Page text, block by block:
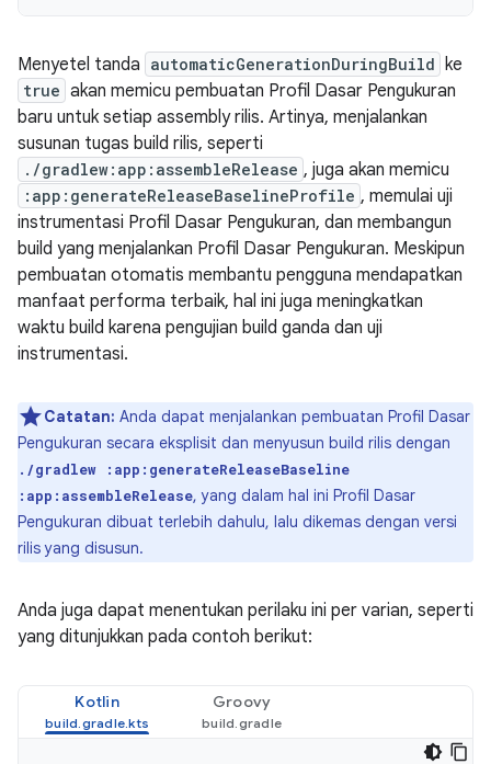
Menyetel tanda automaticGenerationDuringBuild ke
true akan memicu pembuatan Profil Dasar Pengukuran
baru untuk setiap assembly rilis. Artinya, menjalankan
susunan tugas build rilis, seperti
./gradlew:app:assembleRelease , juga akan memicu
:app:generateReleaseBaselineProfile , memulai uji
instrumentasi Profil Dasar Pengukuran, dan membangun
build yang menjalankan Profil Dasar Pengukuran. Meskipun
pembuatan otomatis membantu pengguna mendapatkan
manfaat performa terbaik, hal ini juga meningkatkan
waktu build karena pengujian build ganda dan uji
instrumentasi.
Catatan: Anda dapat menjalankan pembuatan Profil Dasar
Pengukuran secara eksplisit dan menyusun build rilis dengan
./gradlew :app:generateReleaseBaseline
:app:assembleRelease, yang dalam hal ini Profil Dasar
Pengukuran dibuat terlebih dahulu, lalu dikemas dengan versi
rilis yang disusun.
Anda juga dapat menentukan perilaku ini per varian, seperti
yang ditunjukkan pada contoh berikut:
Kotlin Groovy